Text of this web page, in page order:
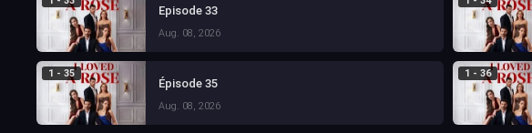
Episode 33
Aug. 08, 2026
1 - 35
Épisode 35
Aug. 08, 2026
1 - 36